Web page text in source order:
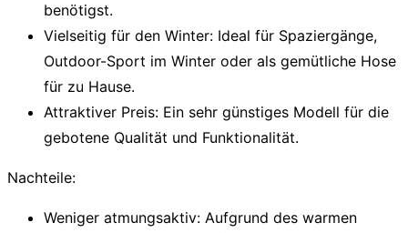
benötigst.
Vielseitig für den Winter: Ideal für Spaziergänge,
Outdoor-Sport im Winter oder als gemütliche Hose
für zu Hause.
Attraktiver Preis: Ein sehr günstiges Modell für die
gebotene Qualität und Funktionalität.
Nachteile:
Weniger atmungsaktiv: Aufgrund des warmen